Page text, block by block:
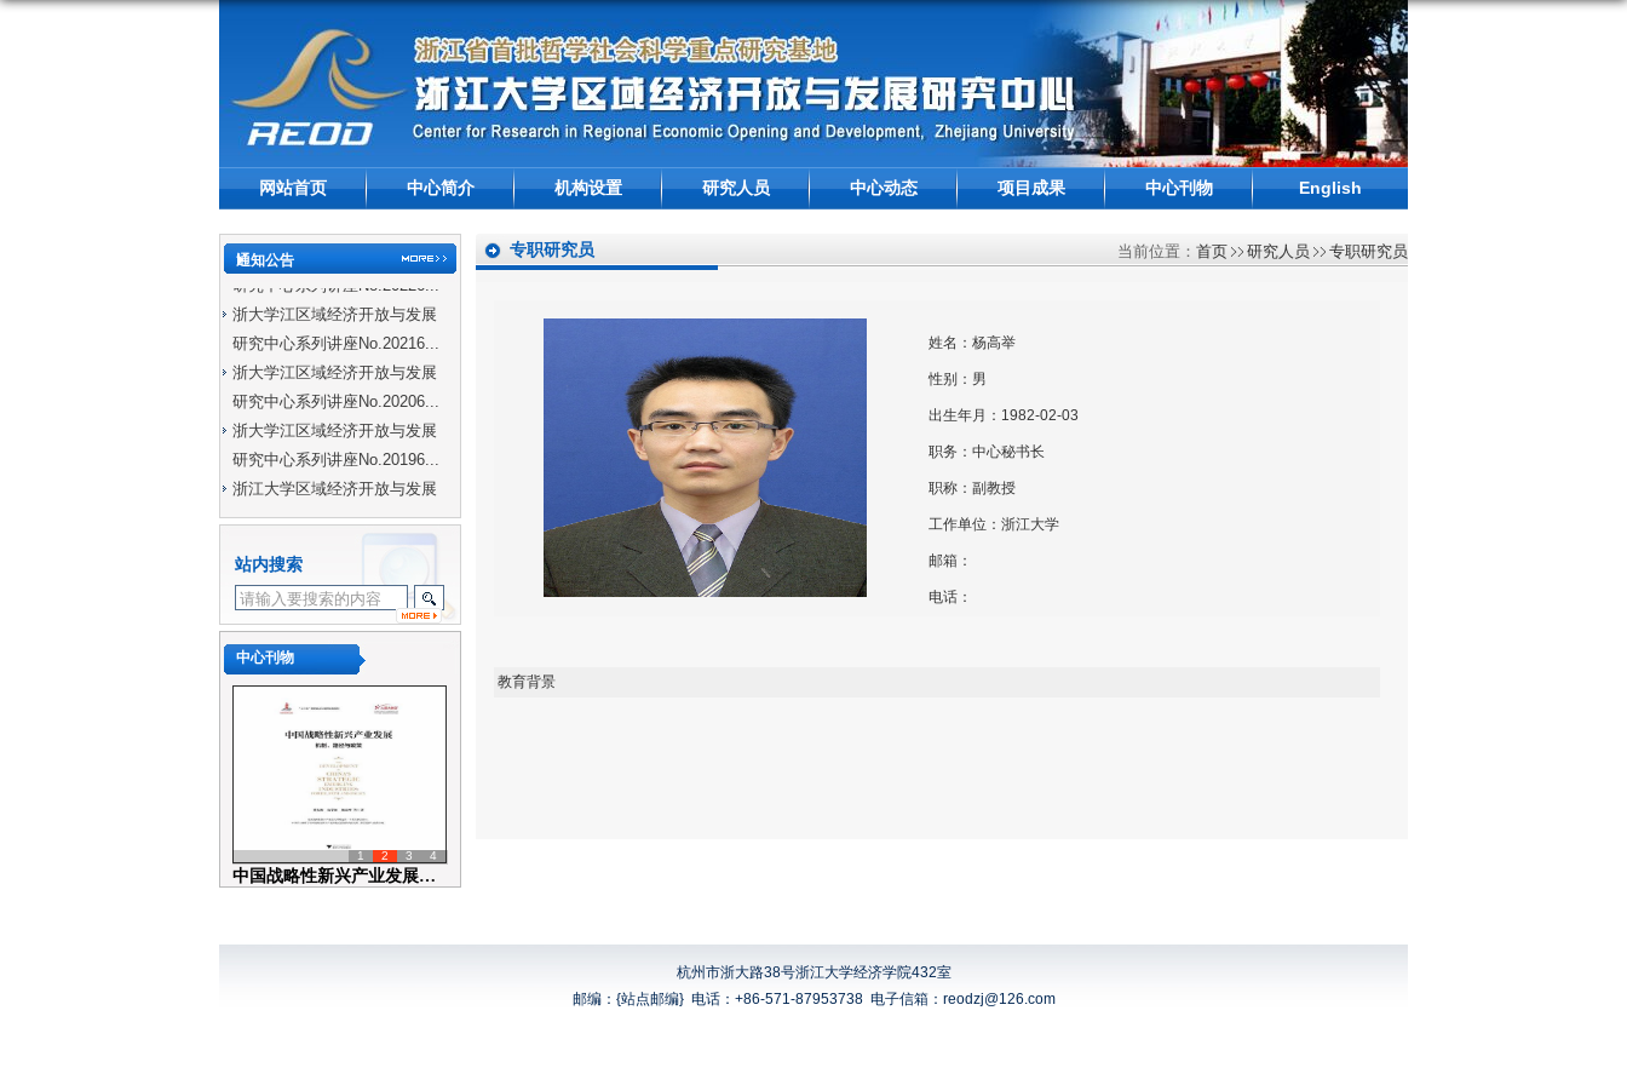
网站首页 中心简介 机构设置 研究人员 中心动态 项目成果 中心刊物 English
通知公告
浙大学江区域经济开放与发展
研究中心系列讲座No.20226...
浙大学江区域经济开放与发展
研究中心系列讲座No.20216...
浙大学江区域经济开放与发展
研究中心系列讲座No.20206...
浙大学江区域经济开放与发展
研究中心系列讲座No.20196...
浙江大学区域经济开放与发展
研究中心系列讲座No.20195...
浙江大学区域经济开放与发展
研究中心系列讲座No.20195...
浙大学江区域经济开放与发展
研究中心系列讲座No.20226...
浙大学江区域经济开放与发展
研究中心系列讲座No.20216...
浙大学江区域经济开放与发展
研究中心系列讲座No.20206...
浙大学江区域经济开放与发展
研究中心系列讲座No.20196...
研究中心系列讲座No.20195...
站内搜索
中心刊物
中国战略性新兴产业发展：机制、...
1 2 3 4
当前位置： 首页 研究人员 专职研究员
专职研究员
姓名：杨高举
性别：男
出生年月：1982-02-03
职务：中心秘书长
职称：副教授
工作单位：浙江大学
邮箱：
电话：
教育背景
杭州市浙大路38号浙江大学经济学院432室
邮编：{站点邮编} 电话：+86-571-87953738 电子信箱：reodzj@126.com